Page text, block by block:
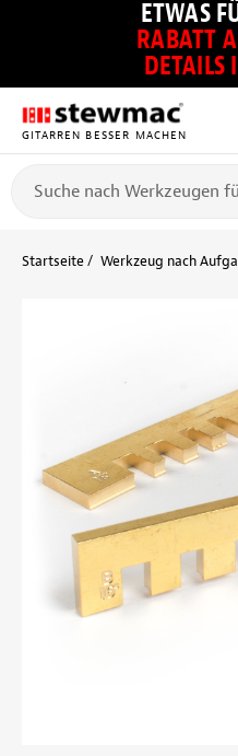
ETWAS
RABATT
DETAILS
GITARREN BESSER MACHEN
Startseite Werkzeug nach